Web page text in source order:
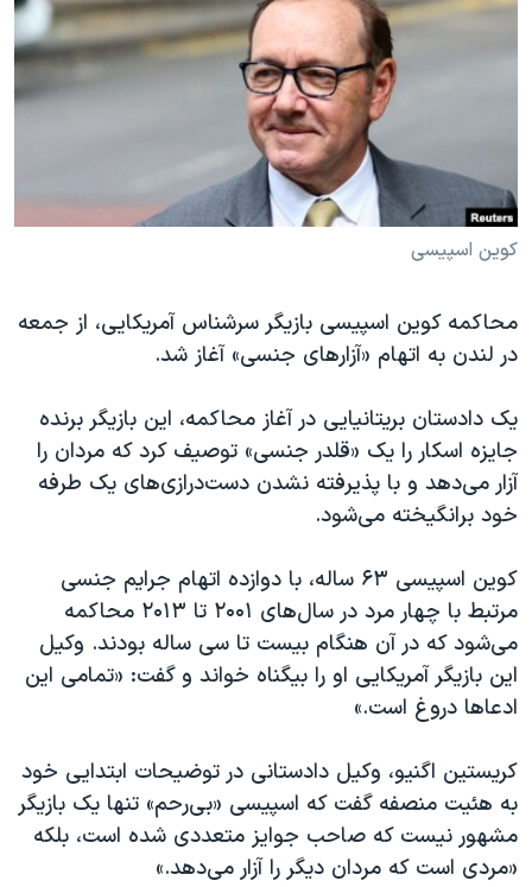
فرهنگ و زندگی
حقوق شهروندی
اسرائیل در جنگ
انتخابات ریاست جمهوری آمریکا ۲۰۲۴
حمله جمهوری اسلامی به اسرائیل
ورزش زنان در ایران
تریبونال مردمی آبان ۹۸
دادگاه حمید نوری
چهل سال گروگان‌گیری
قانون شفافیت دارائی کادر رهبری ایران
اعتراضات مردمی آبان ۹۸
نرگس محمدی برنده جایزه نوبل صلح
همایش محافظه‌کاران آمریکا «سی‌پک»
صفحه‌های ویژه
سفر پرزیدنت ترامپ به چین
زبانهای مختلف
کوین اسپیسی
محاکمه کوین اسپیسی بازیگر سرشناس آمریکایی، از جمعه
در لندن به اتهام «آزارهای جنسی» آغاز شد.
یک دادستان بریتانیایی در آغاز محاکمه، این بازیگر برنده
جایزه اسکار را یک «قلدر جنسی» توصیف کرد که مردان را
آزار می‌دهد و با پذیرفته نشدن دست‌درازی‌های یک طرفه
خود برانگیخته می‌شود.
کوین اسپیسی ۶۳ ساله، با دوازده اتهام جرایم جنسی
مرتبط با چهار مرد در سال‌های ۲۰۰۱ تا ۲۰۱۳ محاکمه
می‌شود که در آن هنگام بیست تا سی ساله بودند. وکیل
این بازیگر آمریکایی او را بیگناه خواند و گفت: «تمامی این
ادعاها دروغ است.»
کریستین اگنیو، وکیل دادستانی در توضیحات ابتدایی خود
به هئیت منصفه گفت که اسپیسی «بی‌رحم» تنها یک بازیگر
مشهور نیست که صاحب جوایز متعددی شده است، بلکه
«مردی است که مردان دیگر را آزار می‌دهد.»